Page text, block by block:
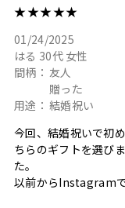
★★★★★
01/24/2025
はる 30代 女性
間柄： 友人
贈った
用途： 結婚祝い
今回、結婚祝いで初
ちらのギフトを選び
た。
以前からInstagram